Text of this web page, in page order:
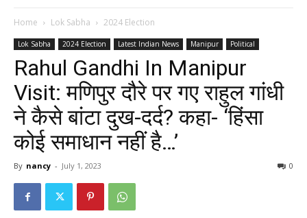
Home Lok Sabha 2024 Election
Lok Sabha 2024 Election Latest Indian News Manipur Political
Rahul Gandhi In Manipur
Visit: मणिपुर दौरे पर गए राहुल गांधी
ने कैसे बांटा दुख-दर्द? कहा- ‘हिंसा
कोई समाधान नहीं है…’
By nancy - July 1, 2023 0